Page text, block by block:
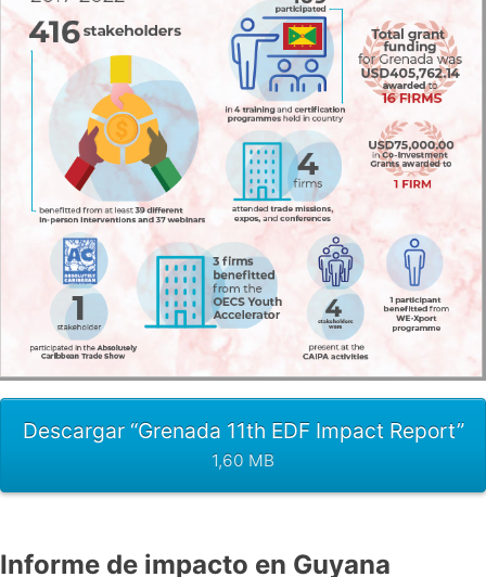
Descargar “Grenada 11th EDF Impact Report”
1,60 MB
Informe de impacto en Guyana